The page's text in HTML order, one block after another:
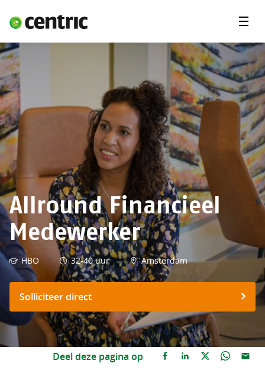
Vacatures
Opdrachten
Student
Expertises
Jij en Centric
Over ons
Allround Financieel
Medewerker
HBO 32-40 uur Amsterdam
Solliciteer direct
Deel deze pagina op